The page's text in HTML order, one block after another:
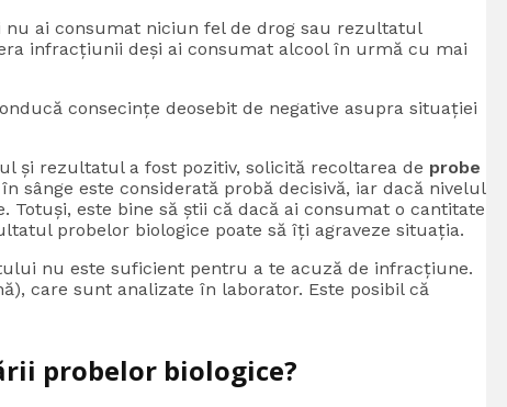
ai consumat niciun fel de drog sau rezultatul
infracțiunii deși ai consumat alcool în urmă cu mai
consecințe deosebit de negative asupra situației
și rezultatul a fost pozitiv, solicită recoltarea de probe
sânge este considerată probă decisivă, iar dacă nivelul
este bine să știi că dacă ai consumat o cantitate
probelor biologice poate să îți agraveze situația.
nu este suficient pentru a te acuză de infracțiune.
care sunt analizate în laborator. Este posibil că
probelor biologice?